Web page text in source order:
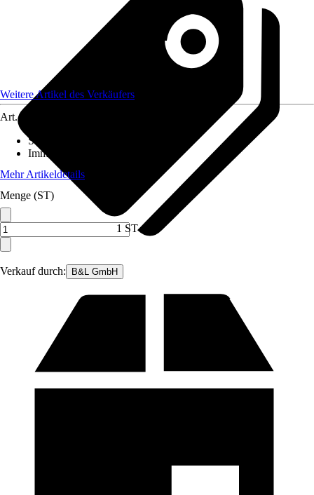
Verkauf durch: B&L GmbH
Weitere Artikel des Verkäufers
Art.-Nr.
Standort
Immergrün
Mehr Artikeldetails
Menge (ST)
1 ST